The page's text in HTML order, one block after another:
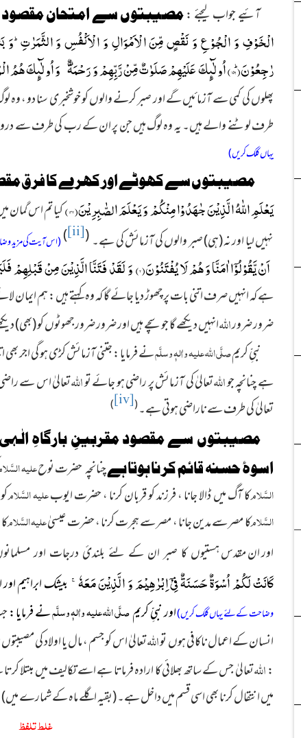
آئیے جواب لیجئے :مصیبتوں سے امتحان مقصود
الْخَوْفِ وَ الْجُوْ عِ وَ نَقْصٍ مِّنَ الْاَمْوَالِ وَ الْاَنْفُسِ وَ الثَّمَرٰتِؕ-وَ
رٰجِعُوْنَؕ(۱۵۶) اُولٰٓىٕكَ عَلَیْهِمْ صَلَوٰتٌ مِّنْ رَّبِّهِمْ وَ رَحْمَةٌ-وَ اُولٰٓىٕكَ هُمُ
پھلوں کی کمی سے آزمائیں گے اور صبر کرنے والوں کو خوشخبری سنا دو ،
طرف لوٹنے والے ہیں۔ یہ وہ لوگ ہیں جن پر ان کے رب کی طرف سے درود
یہاں کلک کریں)
مصیبتوں سے کھوٹے اور کھرے کا فرق
یَعْلَمِ اللّٰهُ الَّذِیْنَ جٰهَدُوْا مِنْكُمْ وَ یَعْلَمَ الصّٰبِرِیْنَ(۱۴۲)کیا تم اس گمان
نہیں لیا اور نہ(ہی)صبر والوں کی آزمائش کیہے۔ (
[ii]
)(اس آیت کی مزید
اَنْ یَّقُوْلُوْۤا اٰمَنَّا وَ هُمْ لَا یُفْتَنُوْنَ(۲) وَ لَقَدْ فَتَنَّا الَّذِیْنَ مِنْ قَبْلِهِمْ
ہے کہ انہیں صرف اتنی بات پر چھوڑ دیا جائے گا کہ وہ کہتے ہیں : ہم ایمان
ضرور ضروراللہانہیں دیکھے گا جو سچے ہیں اور ضرور ضرور جھوٹوں کو(بھی)
نبیِّ کریمصلَّی اللہ علیہ واٰلہٖ وسلَّمنے فرمایا : جتنی آزمائش کڑی ہو گی اجر بھی
ہے چنانچہ جواللہتعالیٰ کی آزمائش پر راضی ہو جائے تواللہتعالیٰ اس سے
تعالیٰ کی طرف سے ناراضی ہوتی ہے۔(
[iv]
)
مصیبتوں سے مقصود مقربینِ بارگاہِ
اسوۂ حسنہ قائم کرنا ہوتا ہےچنانچہ حضرت نوحعلیہ
السَّلامکا آگ میں ڈالا جانا ، فرزند کو قربان کرنا ، حضرت ایوبعلیہ السَّلام
السَّلامکا مصر سے مدین جانا ، مصر سے ہجرت کرنا ، حضرت عیسیٰعلیہ السَّلام
اور ان مقدسہستیوں کا صبر ان کے لئے بلندئ درجات اور
كَانَتْ لَكُمْ اُسْوَةٌ حَسَنَةٌ فِیْۤ اِبْرٰهِیْمَ وَ الَّذِیْنَ مَعَهٗۚ- بیشک ابراہیم
وضاحت کے لئے یہاں کلک کریں)اور نبیِّکریمصلَّی اللہ علیہ واٰلہٖ وسلَّمنے فرمایا :
انسان کے اعمال ناکافی ہوں تواللہتعالیٰ اس کو جسم ، مال یا اولاد کی
:اللہتعالیٰ جس کے ساتھ بھلائی کا ارادہ فرماتا ہے اسے تکالیف میں مبتلا
میں انتقال کرنا بھی اسی قسم میں داخل ہے۔(بقیہ اگلے ماہ کے شمارے میں)
غلط تلفظ